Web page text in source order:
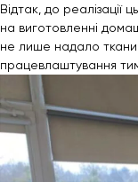
Відтак, до реалізації
на виготовленні
не лише надало
працевлаштування